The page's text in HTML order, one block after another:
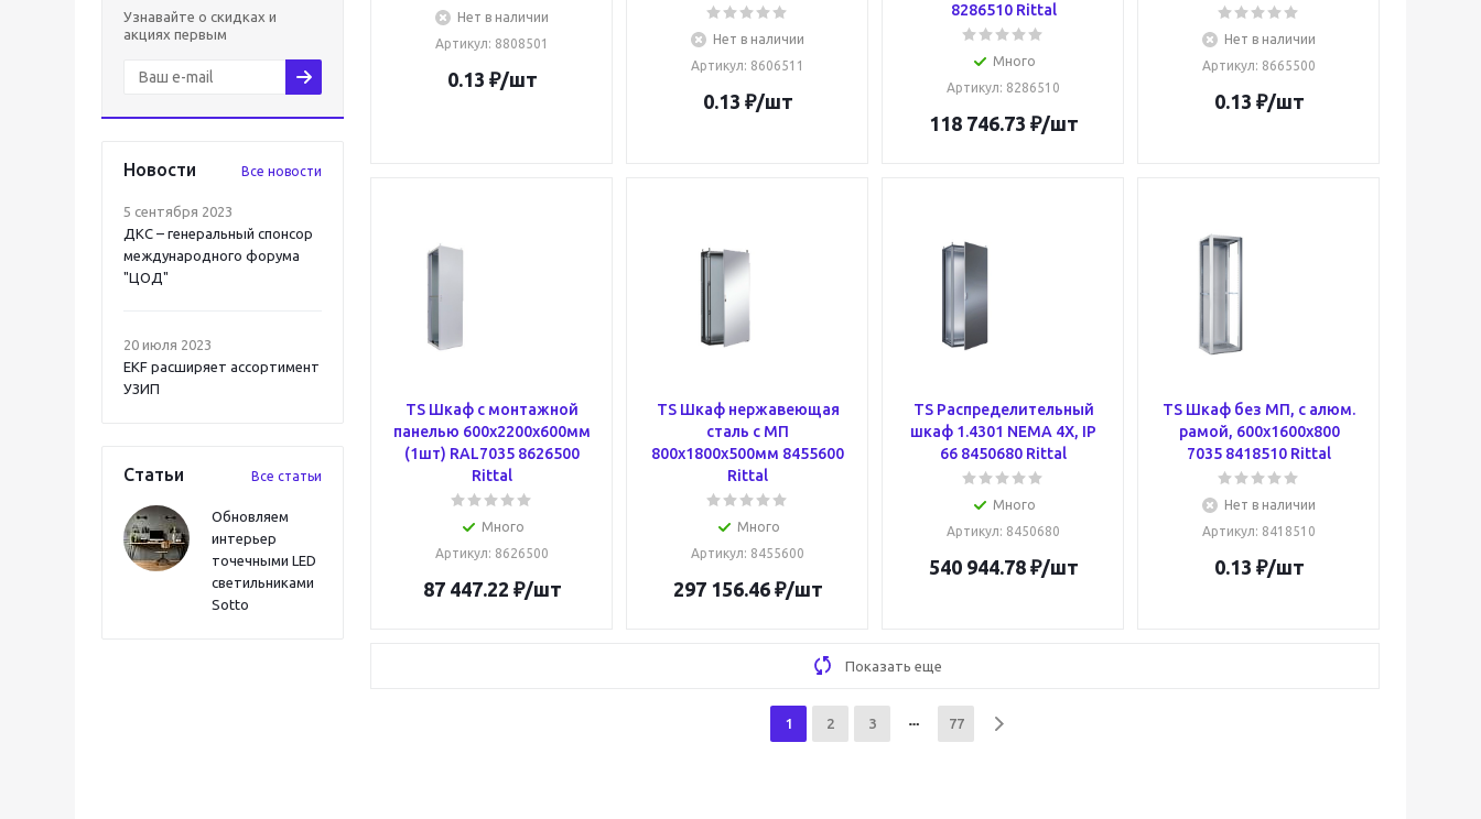
Узнавайте о скидках и
акциях первым
Новости Все новости
5 сентября 2023
ДКС – генеральный спонсор
международного форума
"ЦОД"
20 июля 2023
EKF расширяет ассортимент
УЗИП
Статьи Все статьи
Обновляем
интерьер
точечными LED
светильниками
Sotto
Нет в наличии
Артикул: 8808501
0.13 ₽/шт
Нет в наличии
Артикул: 8606511
0.13 ₽/шт
8286510 Rittal
Много
Артикул: 8286510
118 746.73 ₽/шт
Нет в наличии
Артикул: 8665500
0.13 ₽/шт
TS Шкаф с монтажной
панелью 600x2200x600мм
(1шт) RAL7035 8626500
Rittal
Много
Артикул: 8626500
87 447.22 ₽/шт
TS Шкаф нержавеющая
сталь с МП
800x1800x500мм 8455600
Rittal
Много
Артикул: 8455600
297 156.46₽/шт
TS Распределительный
шкаф 1.4301 NEMA 4X, IP
66 8450680 Rittal
Много
Артикул: 8450680
540 944.78₽/шт
TS Шкаф без МП, с алюм.
рамой, 600х1600х800
7035 8418510 Rittal
Нет в наличии
Артикул: 8418510
0.13 ₽/шт
Показать еще
1 2 3 77